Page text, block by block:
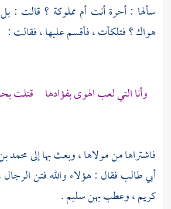
سألها : أحرة أنت أم مملوكة ؟ قالت :
هواك ؟ فتلكأت ، فأقسم عليها ، فقالت :
وأنا التي لعب الهوى بفؤادها قتلت
فاشتراها من مولاها ، وبعث بها إلىمحمد
أبي طالبفقال : هؤلاء والله فتن
كريم ، وعطب بهن سليم .